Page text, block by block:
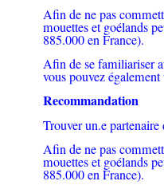
Afin de ne pas
mouettes et goélands
885.000 en France).
Afin de se familiariser
vous pouvez
Recommandation
Trouver un.e partenaire
Afin de ne pas
mouettes et goélands
885.000 en France).